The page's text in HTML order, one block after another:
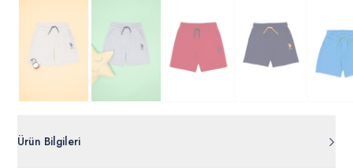
Ürün Bilgileri